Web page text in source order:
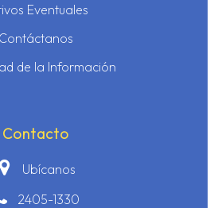
Eventuales
Contáctanos
de la Información
Contacto
Ubícanos
2405-1330